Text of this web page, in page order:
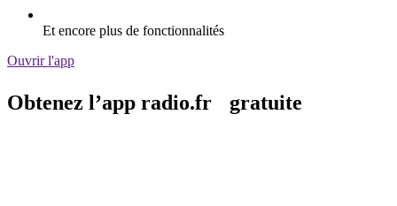
Et encore plus de fonctionnalités
Ouvrir l'app
Obtenez l’app radio.fr gratuite